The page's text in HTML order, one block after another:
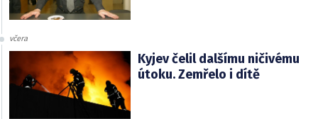
včera
Kyjev čelil dalšímu ničivému
útoku. Zemřelo i dítě